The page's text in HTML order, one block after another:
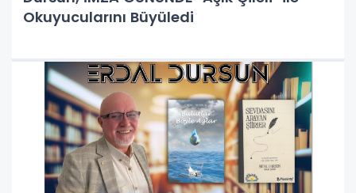
Okuyucularını Büyüledi